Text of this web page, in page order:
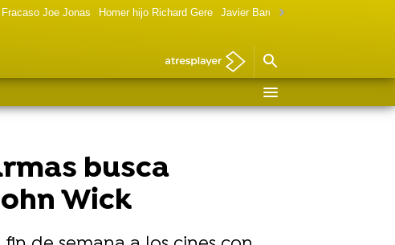
Fracaso Joe Jonas Homer hijo Richard Gere Javier Bardem política
busca
Wick